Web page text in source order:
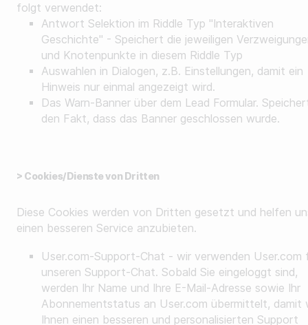
folgt verwendet:
Antwort Selektion im Riddle Typ "Interaktiven
Geschichte" - Speichert die jeweiligen
und Knotenpunkte in diesem Riddle Typ
Auswahlen in Dialogen, z.B. Einstellungen, damit ein
Hinweis nur einmal angezeigt wird.
Das Warn-Banner über dem Lead Formular.
den Fakt, dass das Banner geschlossen wurde.
> Cookies/Dienste von Dritten
Diese Cookies werden von Dritten gesetzt und helfen
einen besseren Service anzubieten.
User.com-Support-Chat - wir verwenden User.com
unseren Support-Chat. Sobald Sie eingeloggt sind,
werden Ihr Name und Ihre E-Mail-Adresse sowie Ihr
Abonnementstatus an User.com übermittelt, damit
Ihnen einen besseren und personalisierten Support